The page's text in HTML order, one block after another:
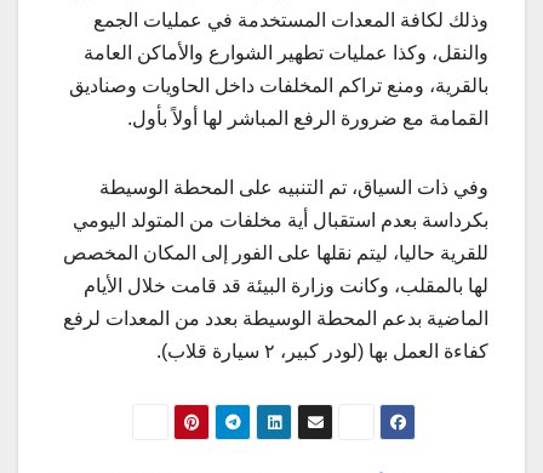
وذلك لكافة المعدات المستخدمة في عمليات الجمع
والنقل، وكذا عمليات تطهير الشوارع والأماكن العامة
بالقرية، ومنع تراكم المخلفات داخل الحاويات وصناديق
القمامة مع ضرورة الرفع المباشر لها أولاً بأول.
وفي ذات السياق، تم التنبيه على المحطة الوسيطة
بكرداسة بعدم استقبال أية مخلفات من المتولد اليومي
للقرية حاليا، ليتم نقلها على الفور إلى المكان المخصص
لها بالمقلب، وكانت وزارة البيئة قد قامت خلال الأيام
الماضية بدعم المحطة الوسيطة بعدد من المعدات لرفع
كفاءة العمل بها (لودر كبير، ٢ سيارة قلاب).